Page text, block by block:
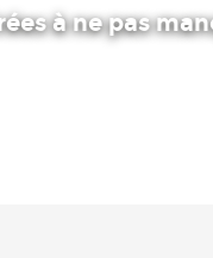
à ne pas